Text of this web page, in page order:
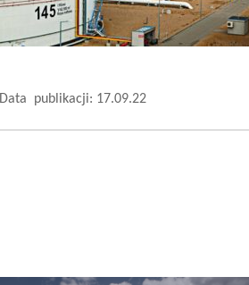
Data publikacji: 17.09.22